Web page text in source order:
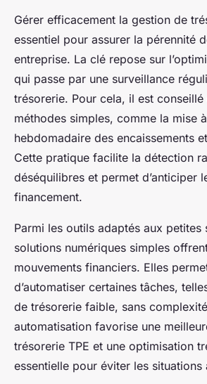
Gérer efficacement la gestion de
essentiel pour assurer la pérennité
entreprise. La clé repose sur
qui passe par une surveillance
trésorerie. Pour cela, il est conseillé
méthodes simples, comme la mise
hebdomadaire des encaissements
Cette pratique facilite la détection
déséquilibres et permet d’anticiper
financement.
Parmi les outils adaptés aux petites
solutions numériques simples
mouvements financiers. Elles
d’automatiser certaines tâches,
de trésorerie faible, sans
automatisation favorise une
trésorerie TPE et une optimisation
essentielle pour éviter les situations